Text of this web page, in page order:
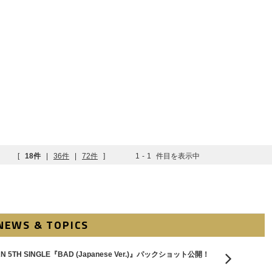
[ 18件 | 36件 | 72件 ] 1 - 1 件目を表示中
& TOPICS
5TH SINGLE『BAD (Japanese Ver.)』パックショット公開！